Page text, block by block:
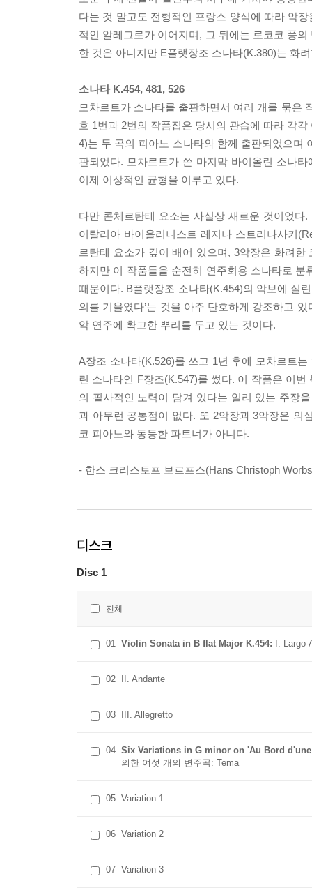
다는 것 말고도 전형적인 프랑스 양식에 따라 악
적인 알레그로가 이어지며, 그 뒤에는 로코코 풍
한 것은 아니지만 E플랫장조 소나타(K.380)는 화
소나타 K.454, 481, 526
모차르트가 소나타를 출판하면서 여러 개를 묶은
호 1번과 2번의 작품집은 당시의 관습에 따라 각
4)는 두 곡의 피아노 소나타와 함께 출판되었으며
판되었다. 모차르트가 쓴 마지막 바이올린 소나
이제 이상적인 균형을 이루고 있다.
다만 콘체르탄테 요소는 사실상 새로운 것이었다
이탈리아 바이올리니스트 레지나 스트리나사키
르탄테 요소가 깊이 배어 있으며, 3악장은 화려
하지만 이 작품들을 순전히 연주회용 소나타로
때문이다. B플랫장조 소나타(K.454)의 악보에 실
의를 기울였다’는 것을 아주 단호하게 강조하고
악 연주에 확고한 뿌리를 두고 있는 것이다.
A장조 소나타(K.526)를 쓰고 1년 후에 모차르트
린 소나타인 F장조(K.547)를 썼다. 이 작품은 이
의 필사적인 노력이 담겨 있다는 일리 있는 주장
과 아무런 공통점이 없다. 또 2악장과 3악장은 의
코 피아노와 동등한 파트너가 아니다.
- 한스 크리스토프 보르프스(Hans Christoph
디스크
Disc 1
전체
01 Violin Sonata in B flat Major K.454: I.
02 II. Andante
03 III. Allegretto
04 Six Variations in G minor on 'Au Bord
의한 여섯 개의 변주곡: Tema
05 Variation 1
06 Variation 2
07 Variation 3